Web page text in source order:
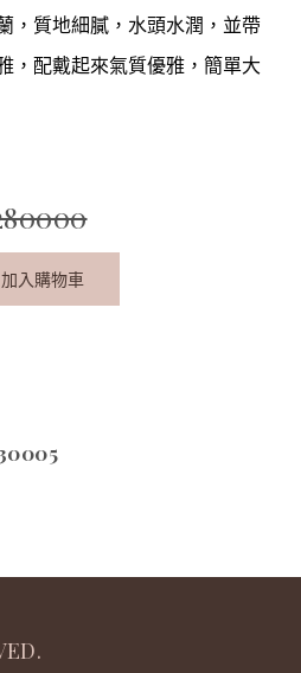
，質地細膩，水頭水潤，並帶
，配戴起來氣質優雅，簡單大
加入購物車